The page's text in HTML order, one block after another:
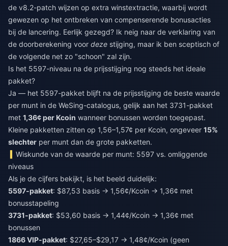
de v8.2-patch wijzen op extra winstextractie, waarbij wordt
gewezen op het ontbreken van compenserende bonusacties
bij de lancering. Eerlijk gezegd? Ik neig naar de verklaring van
de doorberekening voor deze stijging, maar ik ben sceptisch of
de volgende net zo "schoon" zal zijn.
Is het 5597-niveau na de prijsstijging nog steeds het ideale
pakket?
Ja — het 5597-pakket blijft na de prijsstijging de beste waarde
per munt in de WeSing-catalogus, gelijk aan het 3731-pakket
met 1,36¢ per Kcoin wanneer bonussen worden toegepast.
Kleine pakketten zitten op 1,56–1,57¢ per Kcoin, ongeveer 15%
slechter per munt dan de grote pakketten.
Wiskunde van de waarde per munt: 5597 vs. omliggende
niveaus
Als je de cijfers bekijkt, is het beeld duidelijk:
5597-pakket: $87,53 basis → 1,56¢/Kcoin → 1,36¢ met
bonusstapeling
3731-pakket: $53,60 basis → 1,44¢/Kcoin → 1,36¢ met
bonussen
1866 VIP-pakket: $27,65–$29,17 → 1,48¢/Kcoin (geen